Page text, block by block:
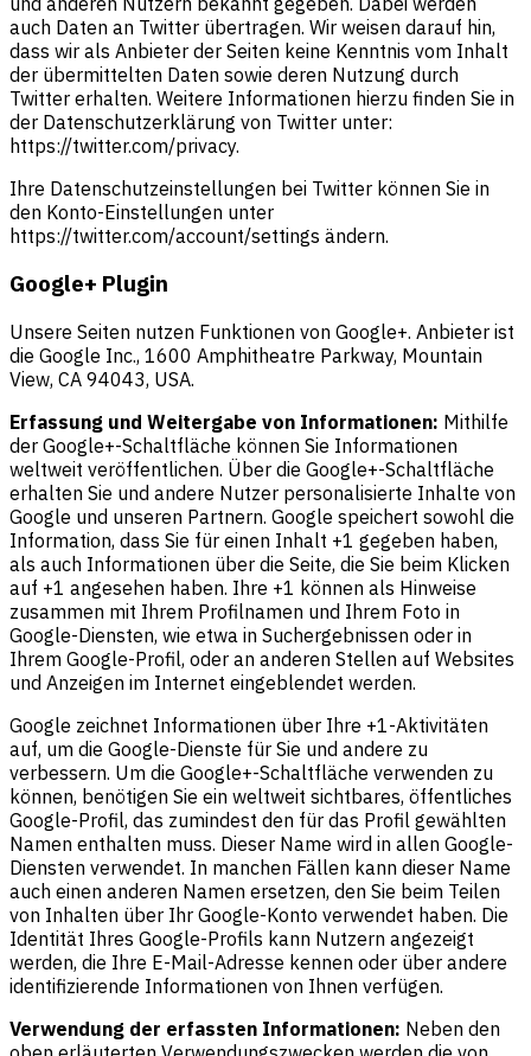
auch Daten an Twitter übertragen. Wir weisen darauf hin,
dass wir als Anbieter der Seiten keine Kenntnis vom Inhalt
der übermittelten Daten sowie deren Nutzung durch
Twitter erhalten. Weitere Informationen hierzu finden Sie in
der Datenschutzerklärung von Twitter unter:
https://twitter.com/privacy.
Ihre Datenschutzeinstellungen bei Twitter können Sie in
den Konto-Einstellungen unter
https://twitter.com/account/settings ändern.
Google+ Plugin
Unsere Seiten nutzen Funktionen von Google+. Anbieter ist
die Google Inc., 1600 Amphitheatre Parkway, Mountain
View, CA 94043, USA.
Erfassung und Weitergabe von Informationen: Mithilfe
der Google+-Schaltfläche können Sie Informationen
weltweit veröffentlichen. Über die Google+-Schaltfläche
erhalten Sie und andere Nutzer personalisierte Inhalte von
Google und unseren Partnern. Google speichert sowohl die
Information, dass Sie für einen Inhalt +1 gegeben haben,
als auch Informationen über die Seite, die Sie beim Klicken
auf +1 angesehen haben. Ihre +1 können als Hinweise
zusammen mit Ihrem Profilnamen und Ihrem Foto in
Google-Diensten, wie etwa in Suchergebnissen oder in
Ihrem Google-Profil, oder an anderen Stellen auf Websites
und Anzeigen im Internet eingeblendet werden.
Google zeichnet Informationen über Ihre +1-Aktivitäten
auf, um die Google-Dienste für Sie und andere zu
verbessern. Um die Google+-Schaltfläche verwenden zu
können, benötigen Sie ein weltweit sichtbares, öffentliches
Google-Profil, das zumindest den für das Profil gewählten
Namen enthalten muss. Dieser Name wird in allen Google-
Diensten verwendet. In manchen Fällen kann dieser Name
auch einen anderen Namen ersetzen, den Sie beim Teilen
von Inhalten über Ihr Google-Konto verwendet haben. Die
Identität Ihres Google-Profils kann Nutzern angezeigt
werden, die Ihre E-Mail-Adresse kennen oder über andere
identifizierende Informationen von Ihnen verfügen.
Verwendung der erfassten Informationen: Neben den